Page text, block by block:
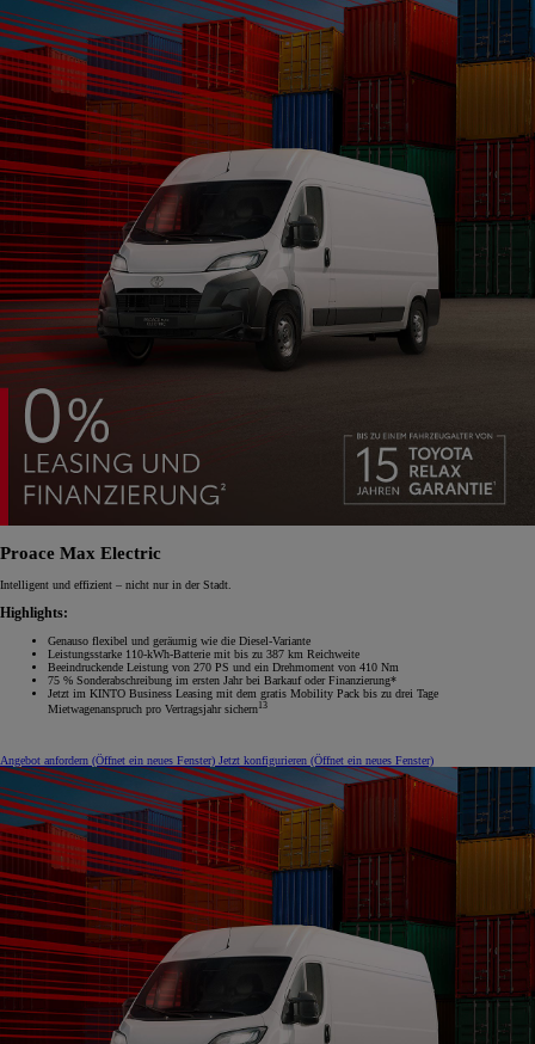
Proace Max Electric
Intelligent und effizient – nicht nur in der Stadt.
Highlights:
Genauso flexibel und geräumig wie die Diesel-Variante
Leistungsstarke 110-kWh-Batterie mit bis zu 387 km Reichweite
Beeindruckende Leistung von 270 PS und ein Drehmoment von 410 Nm
75 % Sonderabschreibung im ersten Jahr bei Barkauf oder Finanzierung*
Jetzt im KINTO Business Leasing mit dem gratis Mobility Pack bis zu drei Tage
Mietwagenanspruch pro Vertragsjahr sichern13
Angebot anfordern (Öffnet ein neues Fenster) Jetzt konfigurieren (Öffnet ein neues Fenster)